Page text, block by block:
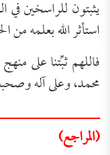
يثبتون للراسخين في
استأثر الله بعلمه من
فاللهم ثبِّتنا على
محمد، وعلى آله
(المراجع)